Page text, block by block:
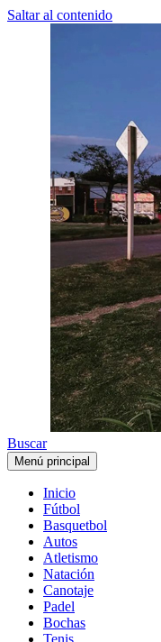
Saltar al contenido
Buscar
Menú principal
Inicio
Fútbol
Basquetbol
Autos
Atletismo
Natación
Canotaje
Padel
Bochas
Tenis